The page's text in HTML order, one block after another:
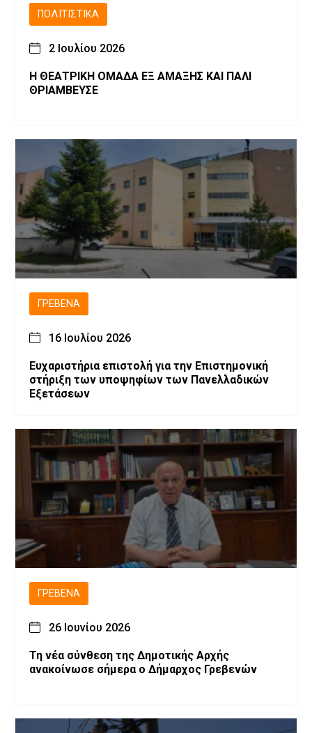
ΠΟΛΙΤΙΣΤΙΚΆ
2 Ιουλίου 2026
Η ΘΕΑΤΡΙΚΗ ΟΜΑΔΑ ΕΞ ΑΜΑΞΗΣ ΚΑΙ ΠΑΛΙ
ΘΡΙΑΜΒΕΥΣΕ
ΓΡΕΒΕΝΆ
16 Ιουλίου 2026
Ευχαριστήρια επιστολή για την Επιστημονική
στήριξη των υποψηφίων των Πανελλαδικών
Εξετάσεων
ΓΡΕΒΕΝΆ
26 Ιουνίου 2026
Τη νέα σύνθεση της Δημοτικής Αρχής
ανακοίνωσε σήμερα ο Δήμαρχος Γρεβενών